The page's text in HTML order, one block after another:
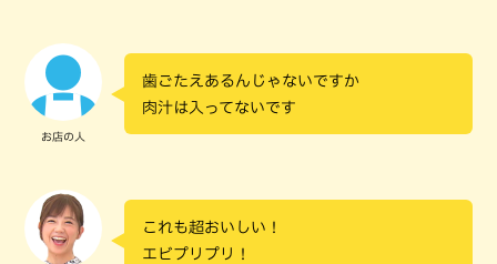
お店の人
歯ごたえあるんじゃないですか
肉汁は入ってないです
これも超おいしい！
エビプリプリ！